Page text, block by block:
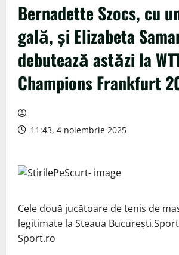
Bernadette Szocs, cu
gală, și Elizabeta
debutează astăzi la
Champions Frankfurt
11:43, 4 noiembrie 2025
Cele două jucătoare de tenis de
legitimate la Steaua
Sport.ro